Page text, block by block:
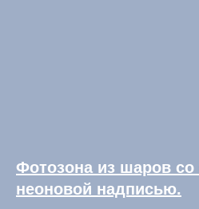
Фотозона из шаров
неоновой надписью.